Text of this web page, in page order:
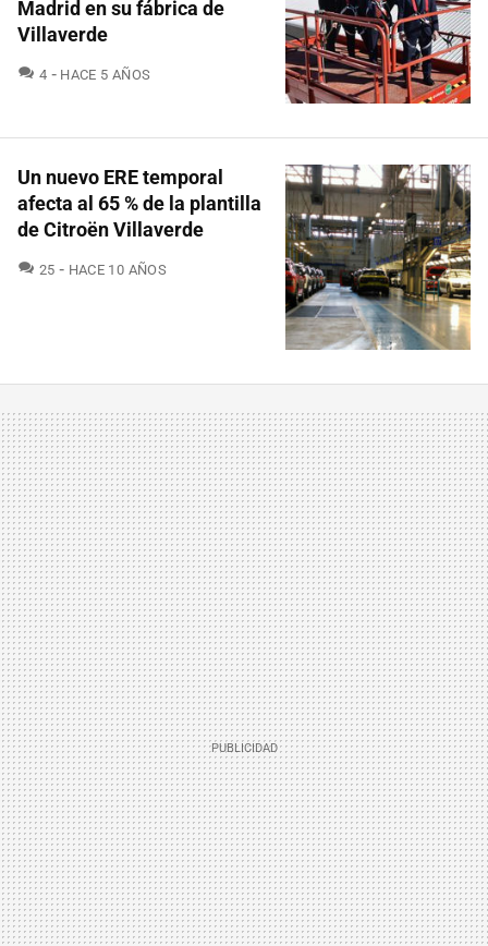
Madrid en su fábrica de
Villaverde
4 COMENTARIOS
HACE 5 AÑOS
Un nuevo ERE temporal
afecta al 65 % de la plantilla
de Citroën Villaverde
25 COMENTARIOS
HACE 10 AÑOS